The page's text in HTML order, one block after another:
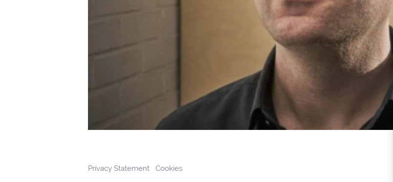
Privacy Statement Cookies